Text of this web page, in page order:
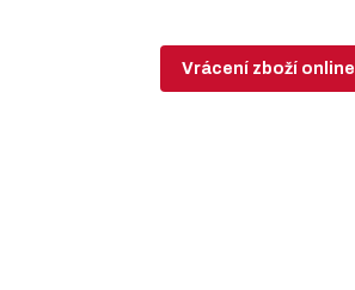
Vrácení zboží online